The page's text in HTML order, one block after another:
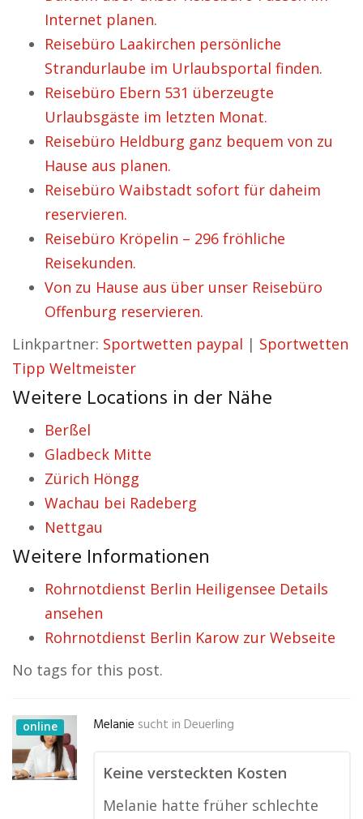
Internet planen.
Reisebüro Laakirchen persönliche
Strandurlaube im Urlaubsportal finden.
Reisebüro Ebern 531 überzeugte
Urlaubsgäste im letzten Monat.
Reisebüro Heldburg ganz bequem von zu
Hause aus planen.
Reisebüro Waibstadt sofort für daheim
reservieren.
Reisebüro Kröpelin – 296 fröhliche
Reisekunden.
Von zu Hause aus über unser Reisebüro
Offenburg reservieren.
Linkpartner: Sportwetten paypal | Sportwetten
Tipp Weltmeister
Weitere Locations in der Nähe
Berßel
Gladbeck Mitte
Zürich Höngg
Wachau bei Radeberg
Nettgau
Weitere Informationen
Rohrnotdienst Berlin Heiligensee Details
ansehen
Rohrnotdienst Berlin Karow zur Webseite
No tags for this post.
online Melanie sucht in Deuerling
Keine versteckten Kosten
Melanie hatte früher schlechte